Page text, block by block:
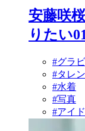
安藤咲
りたい
#グラ
#タレ
#水着
#写真
#アイ